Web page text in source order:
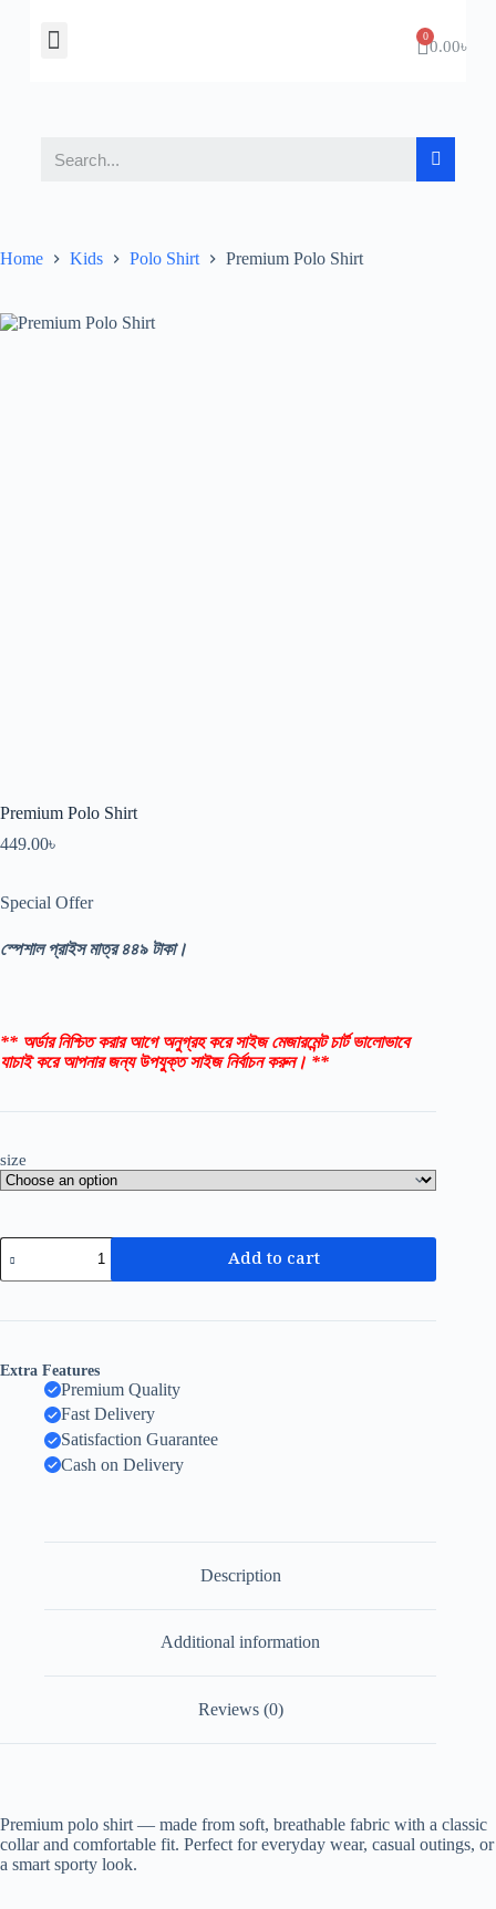
0.00৳
Home Kids Polo Shirt Premium Polo Shirt
Premium Polo Shirt
449.00৳
Special Offer
স্পেশাল প্রাইস মাত্র ৪৪৯ টাকা।
** অর্ডার নিশ্চিত করার আগে অনুগ্রহ করে সাইজ মেজারমেন্ট চার্ট ভালোভাবে
যাচাই করে আপনার জন্য উপযুক্ত সাইজ নির্বাচন করুন। **
size
Add to cart
Extra Features
Premium Quality
Fast Delivery
Satisfaction Guarantee
Cash on Delivery
Description
Additional information
Reviews (0)
Premium polo shirt — made from soft, breathable fabric with a classic
collar and comfortable fit. Perfect for everyday wear, casual outings, or
a smart sporty look.